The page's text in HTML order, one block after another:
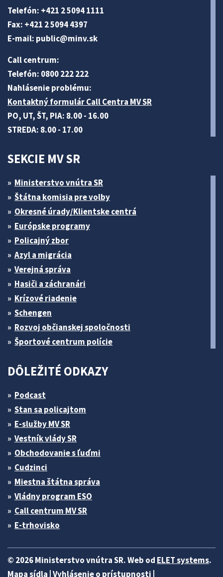
Telefón: +421 2 5094 1111
Fax: +421 2 5094 4397
E-mail: public@minv.sk
Call centrum:
Telefón: 0800 222 222
Nahlásenie problému:
Kontaktný formulár Call Centra MV SR
PO, UT, ŠT, PIA: 8.00 - 16.00
STREDA: 8.00 - 17.00
SEKCIE MV SR
Ministerstvo vnútra SR
Štátna komisia pre volby
Okresné úrady/Klientske centrá
Európske programy
Policajný zbor
Azyl a migrácia
Verejná správa
Hasiči a záchranári
Krízové riadenie
Schengen
Rozvoj občianskej spoločnosti
Športové centrum polície
DÔLEŽITÉ ODKAZY
Podcast
Stan sa policajtom
E-služby MV SR
Vestník vlády SR
Obchodovanie s ľuďmi
Cudzinci
Miestna štátna správa
Vládny program ESO
Call centrum MV SR
E-trhovisko
© 2026 Ministerstvo vnútra SR. Web od ELET systems.
Mapa sídla Vyhlásenie o prístupnosti